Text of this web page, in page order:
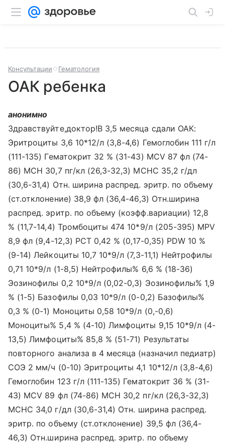
Консультации Гематология
ОАК ребенка
анонимно
Здравствуйте,доктор!В 3,5 месяца сдали ОАК:
Эритроциты 3,6 10*12/л (3,8-4,6) Гемоглобин 111 г/л
(111-135) Гематокрит 32 % (31-43) MCV 87 фл (74-
86) МСН 30,7 пг/кл (26,3-32,3) МСНС 35,2 г/дл
(30,6-31,4) Отн. ширина распред. эритр. по объему
(ст.отклонение) 38,9 фл (36,4-46,3) Отн.ширина
распред. эритр. по объему (коэфф.вариации) 12,8
% (11,7-14,4) Тромбоциты 474 10*9/л (205-395) MPV
8,9 фл (9,4-12,3) РСТ 0,42 % (0,17-0,35) PDW 10 %
(9-14) Лейкоциты 10,7 10*9/л (7,3-11,1) Нейтрофилы
0,71 10*9/л (1-8,5) Нейтрофилы% 6,6 % (18-36)
Эозинофилы 0,2 10*9/л (0,02-0,3) Эозинофилы% 1,9
% (1-5) Базофилы 0,03 10*9/л (0-0,2) Базофилы%
0,3 % (0-1) Моноциты 0,58 10*9/л (0,-0,6)
Моноциты% 5,4 % (4-10) Лимфоциты 9,15 10*9/л (4-
13,5) Лимфоциты% 85,8 % (51-71) Результаты
повторного анализа в 4 месяца (назначил педиатр)
СОЭ 2 мм/ч (0-10) Эритроциты 4,1 10*12/л (3,8-4,6)
Гемоглобин 123 г/л (111-135) Гематокрит 36 % (31-
43) MCV 89 фл (74-86) МСН 30,2 пг/кл (26,3-32,3)
МСНС 34,0 г/дл (30,6-31,4) Отн. ширина распред.
эритр. по объему (ст.отклонение) 39,5 фл (36,4-
46,3) Отн.ширина распред. эритр. по объему